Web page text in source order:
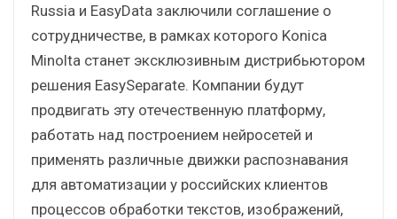
Russia и EasyData заключили соглашение о
сотрудничестве, в рамках которого Konica
Minolta станет эксклюзивным дистрибьютором
решения EasySeparate. Компании будут
продвигать эту отечественную платформу,
работать над построением нейросетей и
применять различные движки распознавания
для автоматизации у российских клиентов
процессов обработки текстов, изображений,